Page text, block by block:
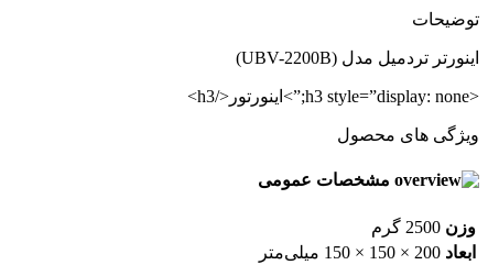
توضیحات
اینورتر تردمیل مدل (UBV-2200B)
<h3 style=”display: none;”>اینورتور</h3>
ویژگی های محصول
مشخصات عمومی
وزن 2500 گرم
ابعاد 200 × 150 × 150 میلی‌متر